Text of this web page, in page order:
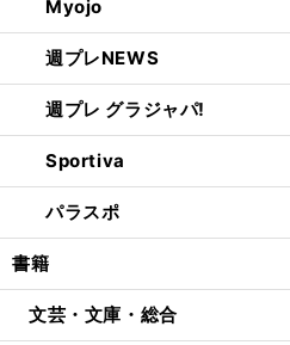
Myojo
週プレNEWS
週プレ グラジャパ!
Sportiva
パラスポ
書籍
文芸・文庫・総合